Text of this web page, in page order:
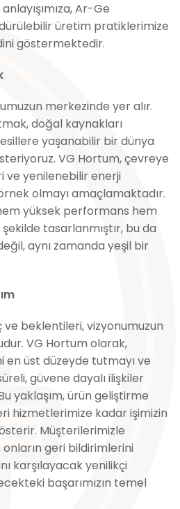
Ar-Ge
üretim pratiklerimize
göstermektedir.
merkezinde yer alır.
doğal kaynakları
yaşanabilir bir dünya
VG Hortum, çevreye
ve yenilenebilir enerji
olmayı amaçlamaktadır.
yüksek performans hem
tasarlanmıştır, bu da
aynı zamanda yeşil bir
beklentileri, vizyonumuzun
VG Hortum olarak,
üst düzeyde tutmayı ve
güvene dayalı ilişkiler
yaklaşım, ürün geliştirme
hizmetlerimize kadar işimizin
Müşterilerimizle
geri bildirimlerini
karşılayacak yenilikçi
başarımızın temel